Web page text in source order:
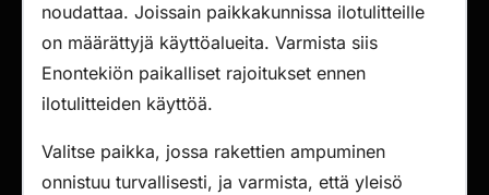
noudattaa. Joissain paikkakunnissa ilotulitteille
on määrättyjä käyttöalueita. Varmista siis
Enontekiön paikalliset rajoitukset ennen
ilotulitteiden käyttöä.
Valitse paikka, jossa rakettien ampuminen
onnistuu turvallisesti, ja varmista, että yleisö